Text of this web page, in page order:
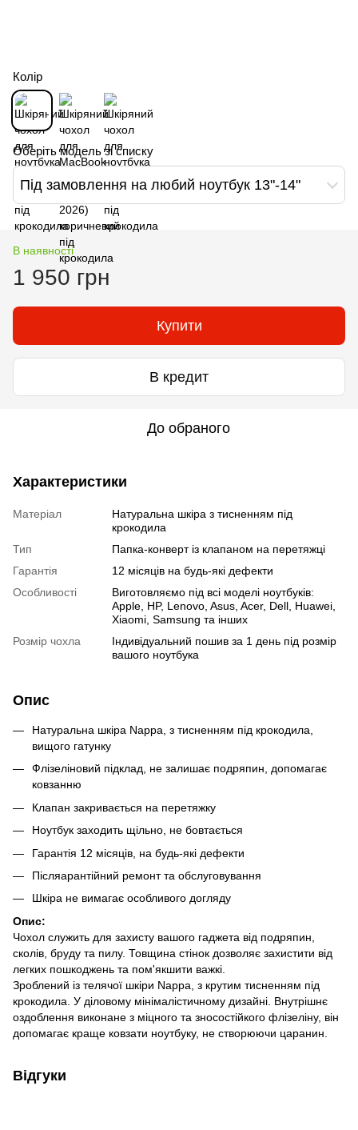
Колір
Оберіть модель зі списку
Під замовлення на любий ноутбук 13"-14"
В наявності
1 950 грн
Купити
В кредит
До обраного
Характеристики
Матеріал
Натуральна шкіра з тисненням під
крокодила
Тип
Папка-конверт із клапаном на перетяжці
Гарантія
12 місяців на будь-які дефекти
Особливості
Виготовляємо під всі моделі ноутбуків:
Apple, HP, Lenovo, Asus, Acer, Dell, Huawei,
Xiaomi, Samsung та інших
Розмір чохла
Індивідуальний пошив за 1 день під розмір
вашого ноутбука
Опис
Натуральна шкіра Nappa, з тисненням під крокодила,
вищого гатунку
Флізеліновий підклад, не залишає подряпин, допомагає
ковзанню
Клапан закривається на перетяжку
Ноутбук заходить щільно, не бовтається
Гарантія 12 місяців, на будь-які дефекти
Післяарантійний ремонт та обслуговування
Шкіра не вимагає особливого догляду
Опис:
Чохол служить для захисту вашого гаджета від подряпин,
сколів, бруду та пилу. Товщина стінок дозволяє захистити від
легких пошкоджень та пом'якшити важкі.
Зроблений із телячої шкіри Nappa, з крутим тисненням під
крокодила. У діловому мінімалістичному дизайні. Внутрішнє
оздоблення виконане з міцного та зносостійкого флізеліну, він
допомагає краще ковзати ноутбуку, не створюючи царанин.
Відгуки